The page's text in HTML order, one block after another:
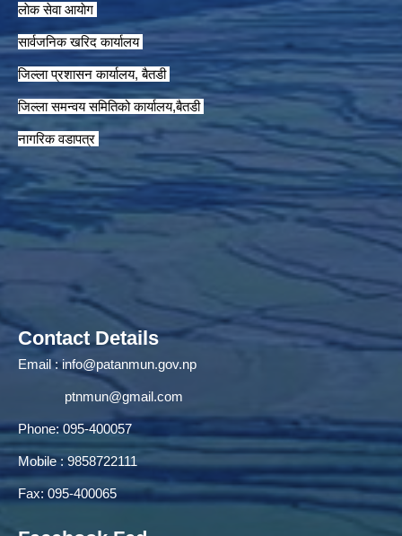
लाेक सेवा आयाेग
सार्वजनिक खरिद कार्यालय
जिल्ला प्रशासन कार्यालय, बैतडी
जिल्ला समन्वय समितिको कार्यालय,बैतडी
नागरिक वडापत्र
Contact Details
Email :info@patanmun.gov.np
ptnmun@gmail.com
Phone: 095-400057
Mobile : 9858722111
Fax: 095-400065